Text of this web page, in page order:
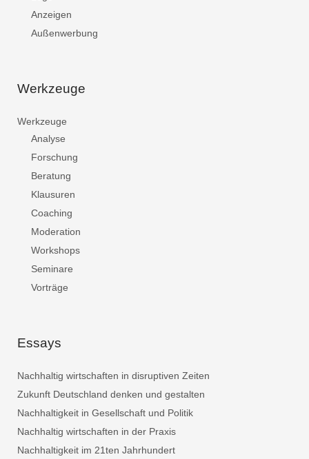
Anzeigen
Außenwerbung
Werkzeuge
Werkzeuge
Analyse
Forschung
Beratung
Klausuren
Coaching
Moderation
Workshops
Seminare
Vorträge
Essays
Nachhaltig wirtschaften in disruptiven Zeiten
Zukunft Deutschland denken und gestalten
Nachhaltigkeit in Gesellschaft und Politik
Nachhaltig wirtschaften in der Praxis
Nachhaltigkeit im 21ten Jahrhundert